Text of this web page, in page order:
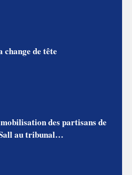
change de tête
des partisans de
au tribunal…